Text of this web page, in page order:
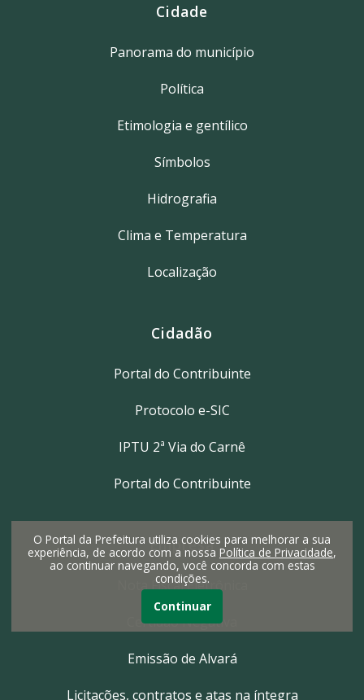
Cidade
Panorama do município
Política
Etimologia e gentílico
Símbolos
Hidrografia
Clima e Temperatura
Localização
Cidadão
Portal do Contribuinte
Protocolo e-SIC
IPTU 2ª Via do Carnê
Portal do Contribuinte
Empresa
Nota Fiscal Eletrônica
Certidão Negativa
Emissão de Alvará
Licitações, contratos e atas na íntegra
O Portal da Prefeitura utiliza cookies para melhorar a sua
experiência, de acordo com a nossa Política de Privacidade,
ao continuar navegando, você concorda com estas
condições.
Continuar